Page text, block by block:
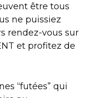
être tous
ne puissiez
rendez-vous sur
et profitez de
“futées” qui